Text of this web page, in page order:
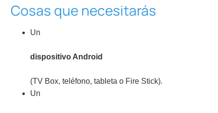
Cosas que necesitarás
Un
dispositivo Android
(TV Box, teléfono, tableta o Fire Stick).
Un